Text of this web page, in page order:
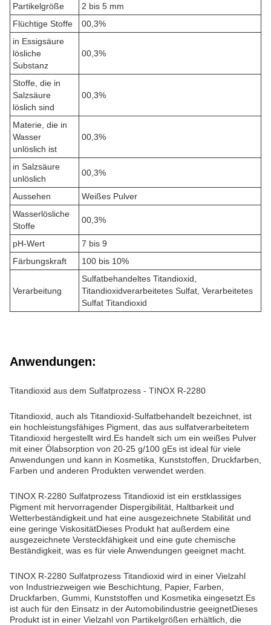
Partikelgröße
2 bis 5 mm
Flüchtige Stoffe
00,3%
in Essigsäure
lösliche
Substanz
00,3%
Stoffe, die in
Salzsäure
löslich sind
00,3%
Materie, die in
Wasser
unlöslich ist
00,3%
in Salzsäure
unlöslich
00,3%
Aussehen
Weißes Pulver
Wasserlösliche
Stoffe
00,3%
pH-Wert
7 bis 9
Färbungskraft
100 bis 10%
Verarbeitung
Sulfatbehandeltes Titandioxid,
Titandioxidverarbeitetes Sulfat, Verarbeitetes
Sulfat Titandioxid
Anwendungen:
Titandioxid aus dem Sulfatprozess - TINOX R-2280
Titandioxid, auch als Titandioxid-Sulfatbehandelt bezeichnet, ist
ein hochleistungsfähiges Pigment, das aus sulfatverarbeitetem
Titandioxid hergestellt wird.Es handelt sich um ein weißes Pulver
mit einer Ölabsorption von 20-25 g/100 gEs ist ideal für viele
Anwendungen und kann in Kosmetika, Kunststoffen, Druckfarben,
Farben und anderen Produkten verwendet werden.
TINOX R-2280 Sulfatprozess Titandioxid ist ein erstklassiges
Pigment mit hervorragender Dispergibilität, Haltbarkeit und
Wetterbeständigkeit.und hat eine ausgezeichnete Stabilität und
eine geringe ViskositätDieses Produkt hat außerdem eine
ausgezeichnete Versteckfähigkeit und eine gute chemische
Beständigkeit, was es für viele Anwendungen geeignet macht.
TINOX R-2280 Sulfatprozess Titandioxid wird in einer Vielzahl
von Industriezweigen wie Beschichtung, Papier, Farben,
Druckfarben, Gummi, Kunststoffen und Kosmetika eingesetzt.Es
ist auch für den Einsatz in der Automobilindustrie geeignetDieses
Produkt ist in einer Vielzahl von Partikelgrößen erhältlich, die